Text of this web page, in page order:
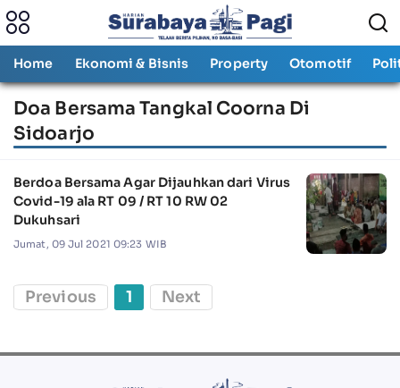
Home Ekonomi & Bisnis Property Otomotif
Doa Bersama Tangkal Coorna Di
Sidoarjo
Berdoa Bersama Agar Dijauhkan dari Virus
Covid-19 ala RT 09 / RT 10 RW 02
Dukuhsari
Jumat, 09 Jul 2021 09:23 WIB
Previous 1 Next